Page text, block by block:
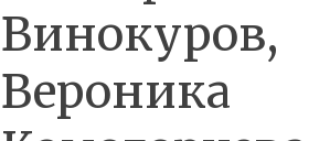
Винокуров,
Вероника